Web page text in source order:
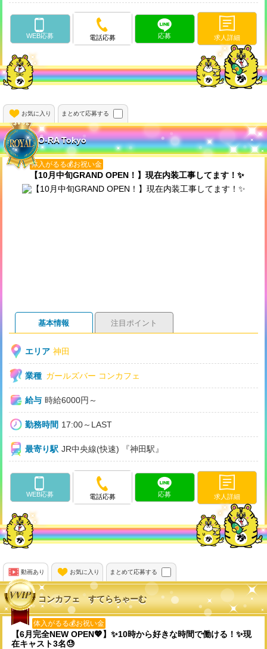
WEB応募 電話応募 応募 求人詳細
お気に入り まとめて応募する
O-RA Tokyo
体入がるる💰お祝い金
【10月中旬GRAND OPEN！】現在内装工事してます！✨
基本情報 注目ポイント
エリア 神田
業種 ガールズバー コンカフェ
給与 時給6000円～
勤務時間 17:00～LAST
最寄り駅 JR中央線(快速) 『神田駅』
WEB応募 電話応募 応募 求人詳細
動画あり お気に入り まとめて応募する
コンカフェ すてらちゃーむ
体入がるる💰お祝い金
【6月完全NEW OPEN💖】✨10時から好きな時間で働ける！✨現
在キャスト3名😓